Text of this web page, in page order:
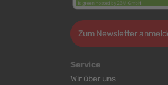
Zum Newsletter
Service
Wir über uns